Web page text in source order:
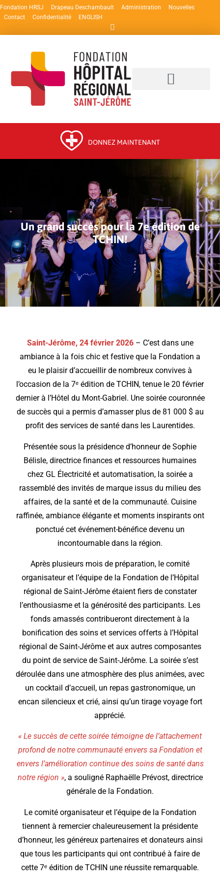
Fondation HRSJ Drapeau Deschambault Administration
Nouvelles
Contact
Confidentialité ENGLISH
DONNEZ MAINTENANT
Un grand succès pour la 7e édition de
TCHIN!
Saint-Jérôme, 24 février 2026 – C’est dans une
ambiance à la fois chic et festive que la Fondation a
eu le plaisir d’accueillir de nombreux convives à
l’occasion de la 7ᵉ édition de TCHIN, tenue le 20 février
dernier à l’Hôtel du Mont-Gabriel. Une soirée couronnée
de succès qui a permis d’amasser plus de 81 000 $ au
profit des services de santé dans les Laurentides.
Présentée sous la présidence d’honneur de Sophie
Bélisle, directrice finances et ressources humaines
chez GL Électricité et automatisation, la soirée a
rassemblé des invités de marque issus du milieu des
affaires, de la santé et de la communauté. Cuisine
raffinée, ambiance élégante et moments inspirants ont
ponctué cet événement-bénéfice devenu un
incontournable dans la région.
Après plusieurs mois de préparation, le comité
organisateur et l’équipe de la Fondation de l’Hôpital
régional de Saint-Jérôme étaient fiers de constater
l’enthousiasme et la générosité des participants. Les
fonds amassés contribueront directement à la
bonification des soins et services offerts à l’Hôpital
régional de Saint-Jérôme et aux autres composantes
du point de service de Saint-Jérôme. La soirée s’est
déroulée dans une atmosphère des plus animées, avec
un cocktail d’accueil, un repas gastronomique, un
encan silencieux et crié, ainsi qu’un tirage voyage fort
apprécié.
« Le succès de cette soirée témoigne de l’attachement
profond de notre communauté envers sa Fondation et
envers l’amélioration continue des soins de santé dans
notre région », a souligné Raphaëlle Prévost, directrice
générale de la Fondation.
Le comité organisateur et l’équipe de la Fondation
tiennent à remercier chaleureusement la présidente
d’honneur, les généreux partenaires et donateurs ainsi
que tous les participants qui ont contribué à faire de
cette 7ᵉ édition de TCHIN une réussite remarquable.